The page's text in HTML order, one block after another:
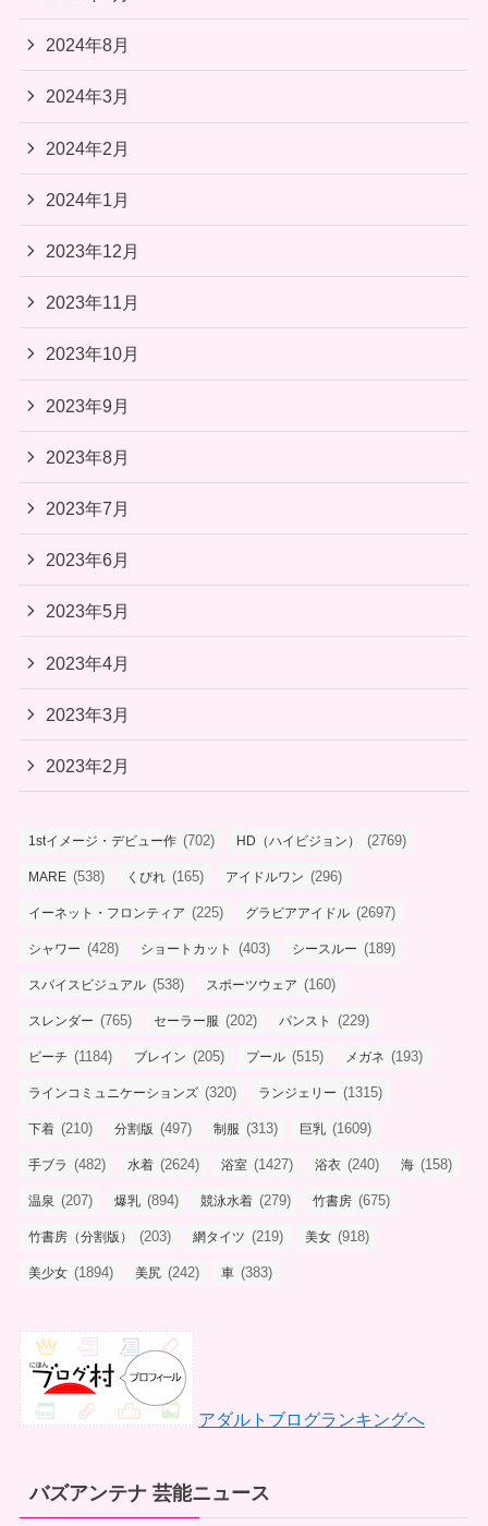
2024年8月
2024年3月
2024年2月
2024年1月
2023年12月
2023年11月
2023年10月
2023年9月
2023年8月
2023年7月
2023年6月
2023年5月
2023年4月
2023年3月
2023年2月
1stイメージ・デビュー作 (702) HD（ハイビジョン） (2769)
MARE (538) くびれ (165) アイドルワン (296)
イーネット・フロンティア (225) グラビアアイドル (2697)
シャワー (428) ショートカット (403) シースルー (189)
スパイスビジュアル (538) スポーツウェア (160)
スレンダー (765) セーラー服 (202) パンスト (229)
ビーチ (1184) ブレイン (205) プール (515) メガネ (193)
ラインコミュニケーションズ (320) ランジェリー (1315)
下着 (210) 分割版 (497) 制服 (313) 巨乳 (1609)
手ブラ (482) 水着 (2624) 浴室 (1427) 浴衣 (240) 海 (158)
温泉 (207) 爆乳 (894) 競泳水着 (279) 竹書房 (675)
竹書房（分割版） (203) 網タイツ (219) 美女 (918)
美少女 (1894) 美尻 (242) 車 (383)
アダルトブログランキングへ
バズアンテナ 芸能ニュース